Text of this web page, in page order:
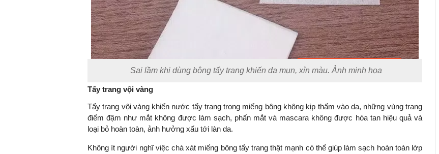
Sai lầm khi dùng bông tẩy trang khiến da mụn, xỉn màu. Ảnh minh họa
Tẩy trang vội vàng
Tẩy trang vội vàng khiến nước tẩy trang trong miếng bông không kịp thấm vào da, những vùng trang
điểm đậm như mắt không được làm sạch, phấn mắt và mascara không được hòa tan hiệu quả và
loại bỏ hoàn toàn, ảnh hưởng xấu tới làn da.
Không ít người nghĩ việc chà xát miếng bông tẩy trang thật mạnh có thể giúp làm sạch hoàn toàn lớp
TS. Nguyễn Đức Độ - Phó Viện trưởng
Viện Kinh tế Tài chính